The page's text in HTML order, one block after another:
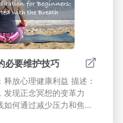
贵的维修。保持发动机油
不仅保护您的汽车，还能
更换机油的频率、需要更
DIY还是聘请专业人员进
的基本维护提示，优先考
必要维护技巧
放心理健康利益 描述：
发现正念冥想的变革力
如何通过减少压力和焦
节来增强心理健康。了